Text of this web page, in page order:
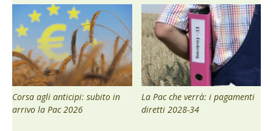
Corsa agli anticipi: subito in
arrivo la Pac 2026
La Pac che verrà: i pagamenti
diretti 2028-34